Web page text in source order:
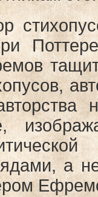
а